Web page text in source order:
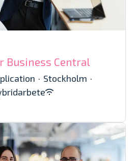
Business Central
· Stockholm ·